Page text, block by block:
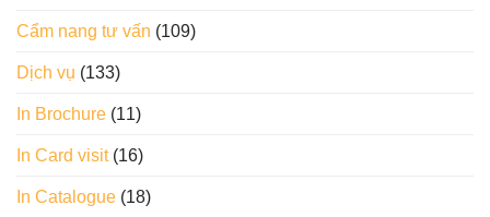
Cẩm nang tư vấn (109)
Dịch vụ (133)
In Brochure (11)
In Card visit(16)
In Catalogue (18)